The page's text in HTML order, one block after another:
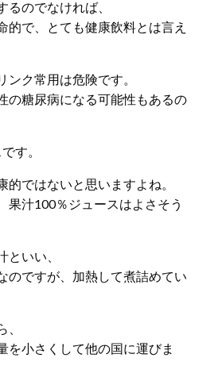
るのでなければ、
的で、とても健康飲料とは言え
ク常用は危険です。
の糖尿病になる可能性もあるの
す。
的ではないと思いますよね。
果汁100％ジュースはよさそう
といい、
のですが、加熱して煮詰めてい
を小さくして他の国に運びま